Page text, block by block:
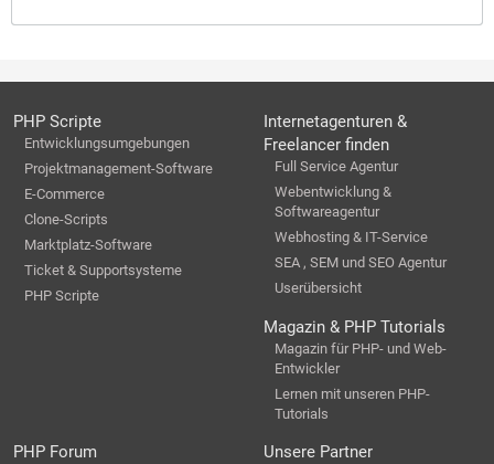
PHP Scripte
Entwicklungsumgebungen
Projektmanagement-Software
E-Commerce
Clone-Scripts
Marktplatz-Software
Ticket & Supportsysteme
PHP Scripte
Internetagenturen &
Freelancer finden
Full Service Agentur
Webentwicklung &
Softwareagentur
Webhosting & IT-Service
SEA , SEM und SEO Agentur
Userübersicht
Magazin & PHP Tutorials
Magazin für PHP- und Web-
Entwickler
Lernen mit unseren PHP-
Tutorials
PHP Forum Unsere Partner